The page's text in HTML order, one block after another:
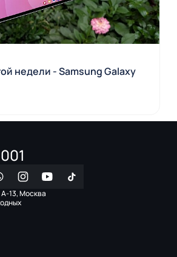
недели - Samsung Galaxy
А-13, Москва